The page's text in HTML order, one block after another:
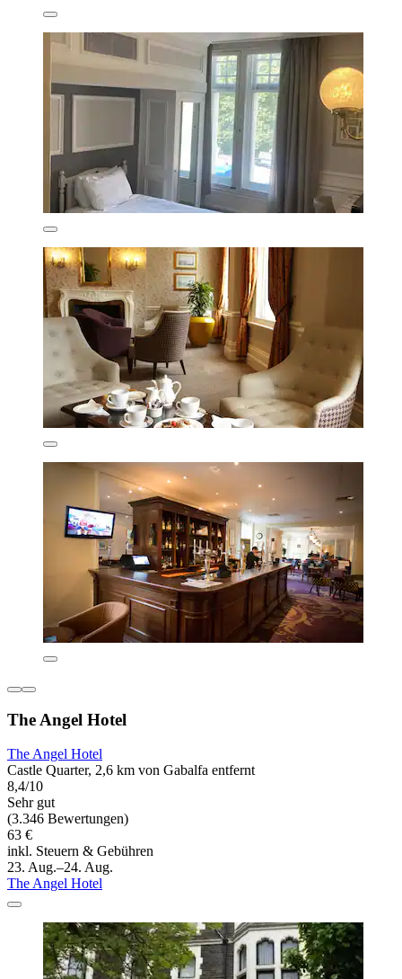
The Angel Hotel
The Angel Hotel
Castle Quarter, 2,6 km von Gabalfa entfernt
8,4/10
Sehr gut
(3.346 Bewertungen)
63 €
inkl. Steuern & Gebühren
23. Aug.–24. Aug.
The Angel Hotel